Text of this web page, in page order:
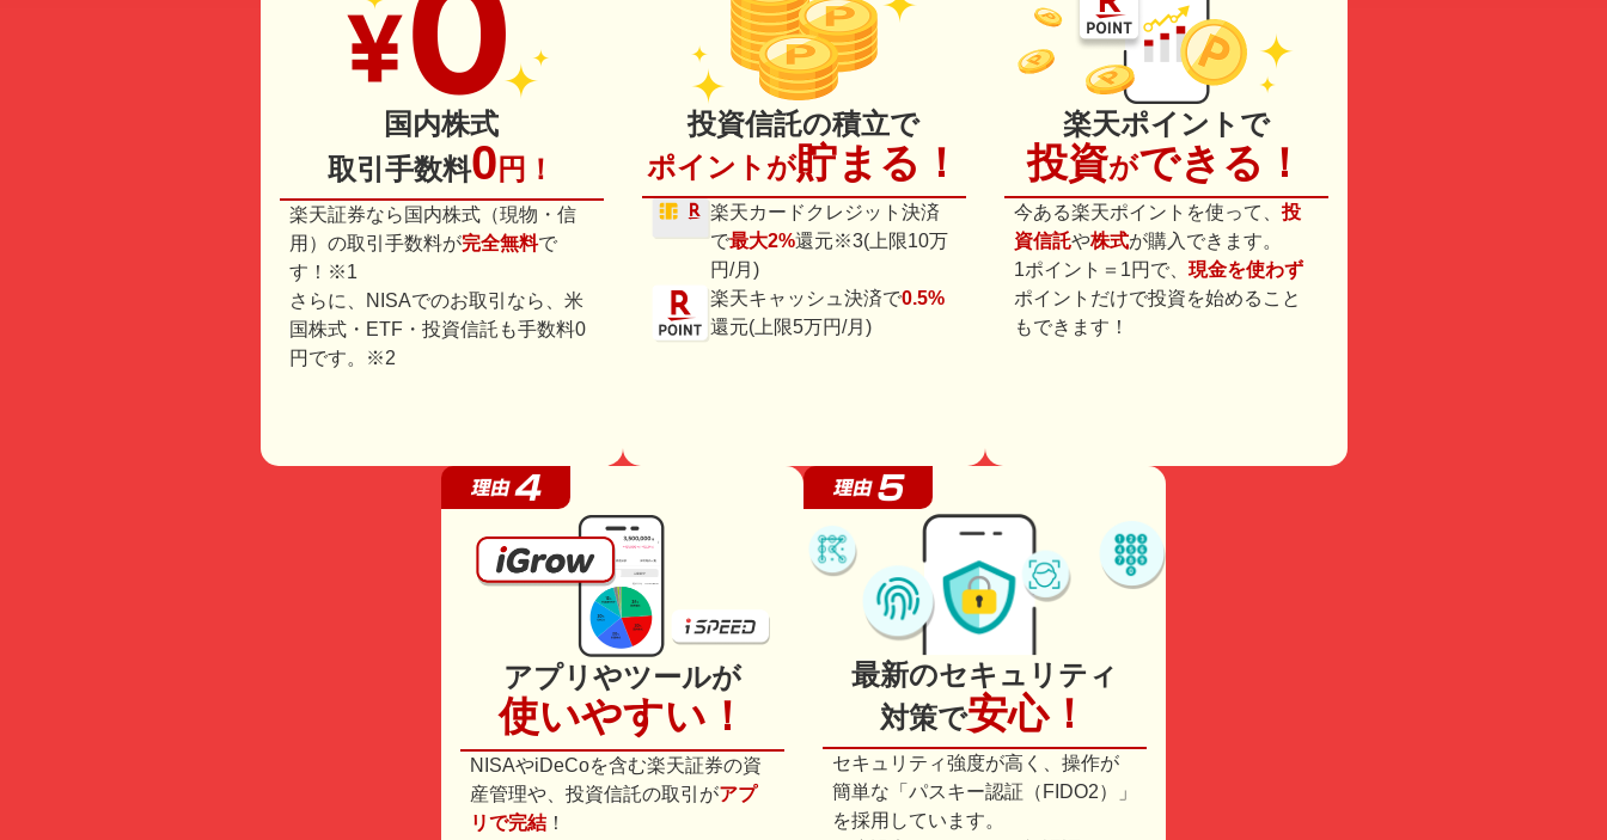
国内株式
取引手数料0 円！
楽天証券なら国内株式（現物・信
用）の取引手数料が完全無料で
す！※1
さらに、NISAでのお取引なら、米
国株式・ETF・投資信託も手数料0
円です。※2
投資信託の積立で
ポイントが貯まる！
楽天カードクレジット決済
で最大2%還元※3(上限10万
円/月)
楽天キャッシュ決済で0.5%
還元(上限5万円/月)
楽天ポイントで
投資ができる！
今ある楽天ポイントを使って、投
資信託や株式が購入できます。
1ポイント＝1円で、 現金を使わず
ポイントだけで投資を始めること
もできます！
アプリやツールが
使いやすい！
NISAやiDeCoを含む楽天証券の資
産管理や、投資信託の取引がアプ
リで完結 ！
最新のセキュリティ
対策で安心！
セキュリティ強度が高く、操作が
簡単な「パスキー認証（FIDO2）」
を採用しています。